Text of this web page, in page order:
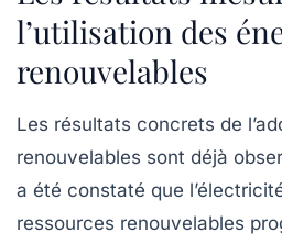
l’utilisation des
renouvelables
Les résultats concrets de
renouvelables sont déjà
a été constaté que
ressources renouvelables